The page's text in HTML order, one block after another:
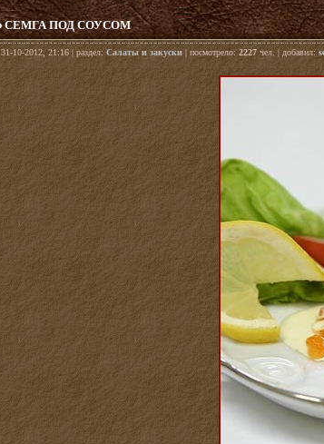
СЕМГА ПОД СОУСОМ
31-10-2012, 21:16 | раздел:Салаты и закуски | посмотрело:2227 чел. | добавил: